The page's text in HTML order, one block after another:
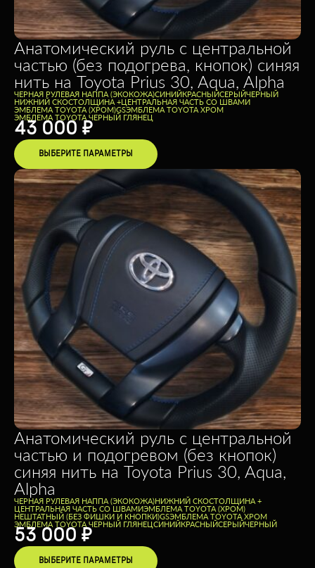
Анатомический руль c центральной
частью (без подогрева, кнопок) синяя
нить на Toyota Prius 30, Aqua, Alpha
ЧЕРНАЯ РУЛЕВАЯ НАППА (ЭКОКОЖА)CИНИЙКРАСНЫЙСЕРЫЙЧЕРНЫЙ
НИЖНИЙ СКОСТОЛЩИНА +ЦЕНТРАЛЬНАЯ ЧАСТЬ СО ШВАМИ
ЭМБЛЕМА TOYOTA (ХРОМ)GSЭМБЛЕМА TOYOTA ХРОМ
ЭМБЛЕМА TOYOTA ЧЕРНЫЙ ГЛЯНЕЦ
43 000 ₽
ВЫБЕРИТЕ ПАРАМЕТРЫ
Анатомический руль с центральной
частью и подогревом (без кнопок)
синяя нить на Toyota Prius 30, Aqua,
Alpha
ЧЕРНАЯ РУЛЕВАЯ НАППА (ЭКОКОЖА)НИЖНИЙ СКОСТОЛЩИНА +
ЦЕНТРАЛЬНАЯ ЧАСТЬ СО ШВАМИЭМБЛЕМА TOYOTA (ХРОМ)
НЕШТАТНЫЙ (БЕЗ ФИШКИ И КНОПКИ)GSЭМБЛЕМА TOYOTA ХРОМ
ЭМБЛЕМА TOYOTA ЧЕРНЫЙ ГЛЯНЕЦCИНИЙКРАСНЫЙСЕРЫЙЧЕРНЫЙ
53 000 ₽
ВЫБЕРИТЕ ПАРАМЕТРЫ